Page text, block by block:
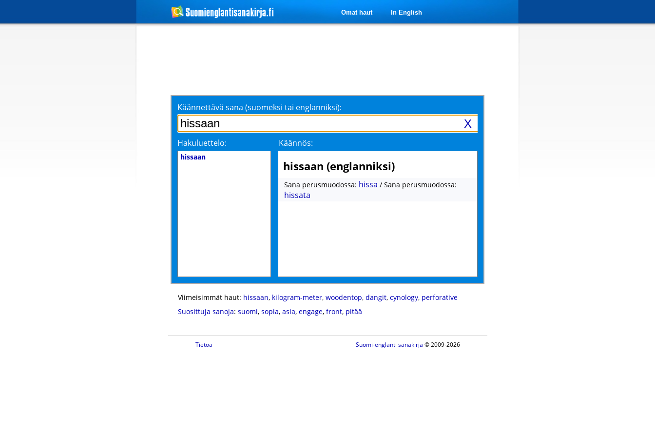
Omat haut In English
Käännettävä sana (suomeksi tai englanniksi):
X
Hakuluettelo: Käännös:
hissaan
hissaan (englanniksi)
Sana perusmuodossa: hissa / Sana perusmuodossa:
hissata
Viimeisimmät haut: hissaan, kilogram-meter, woodentop, dangit, cynology, perforative
Suosittuja sanoja: suomi, sopia, asia, engage, front, pitää
Tietoa Suomi-englanti sanakirja © 2009-2026